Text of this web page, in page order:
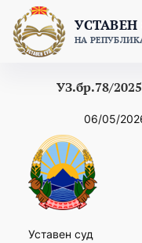
content
УСТАВЕН
НА
УЗ.бр.78/2025
06/05/
Уставен суд